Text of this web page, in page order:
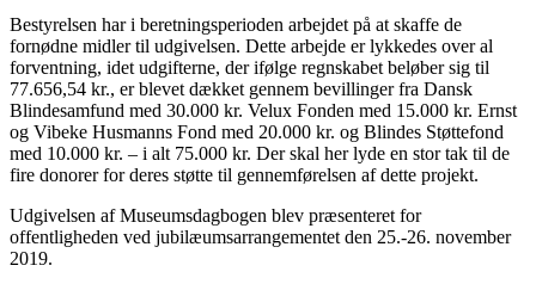
Bestyrelsen har i beretningsperioden arbejdet på at skaffe de
fornødne midler til udgivelsen. Dette arbejde er lykkedes over al
forventning, idet udgifterne, der ifølge regnskabet beløber sig til
77.656,54 kr., er blevet dækket gennem bevillinger fra Dansk
Blindesamfund med 30.000 kr. Velux Fonden med 15.000 kr. Ernst
og Vibeke Husmanns Fond med 20.000 kr. og Blindes Støttefond
med 10.000 kr. – i alt 75.000 kr. Der skal her lyde en stor tak til de
fire donorer for deres støtte til gennemførelsen af dette projekt.
Udgivelsen af Museumsdagbogen blev præsenteret for
offentligheden ved jubilæumsarrangementet den 25.-26. november
2019.